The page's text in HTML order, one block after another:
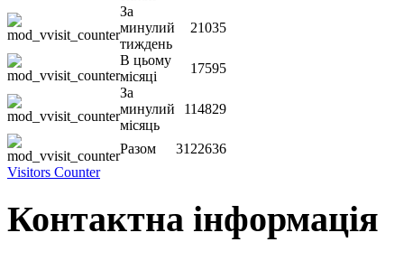
За
минулий
тиждень
21035
В цьому
місяці
17595
За
минулий
місяць
114829
Разом
3122636
Visitors Counter
Контактна інформація